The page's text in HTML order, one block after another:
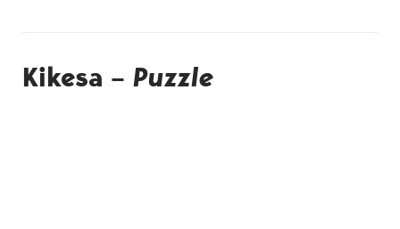
Kikesa – Puzzle